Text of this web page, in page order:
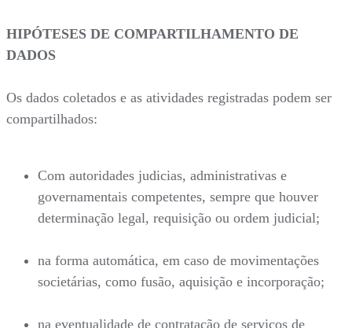
HIPÓTESES DE COMPARTILHAMENTO DE
DADOS
Os dados coletados e as atividades registradas podem ser
compartilhados:
Com autoridades judicias, administrativas e
governamentais competentes, sempre que houver
determinação legal, requisição ou ordem judicial;
na forma automática, em caso de movimentações
societárias, como fusão, aquisição e incorporação;
na eventualidade de contratação de serviços de